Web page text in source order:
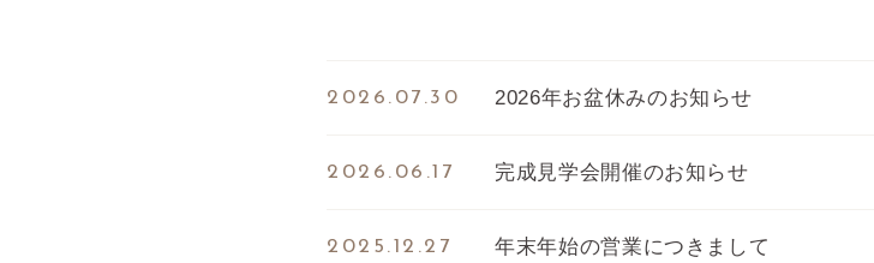
2026.07.30 2026年お盆休みのお知らせ
2026.06.17 完成見学会開催のお知らせ
2025.12.27 年末年始の営業につきまして